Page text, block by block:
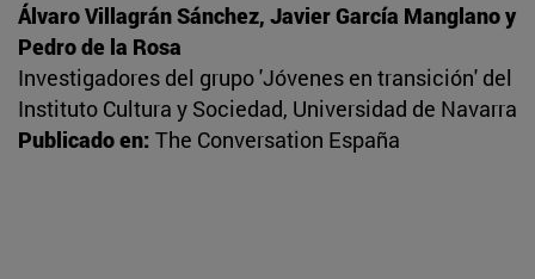
Álvaro Villagrán Sánchez, Javier García Manglano y
Pedro de la Rosa
Investigadores del grupo 'Jóvenes en transición' del
Instituto Cultura y Sociedad, Universidad de Navarra
Publicado en: The Conversation España